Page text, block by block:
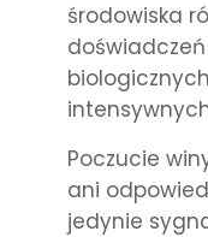
środowiska
Poczucie
ani
jedynie